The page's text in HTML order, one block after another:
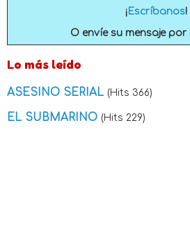
¡ Escríbanos!
O envíe su mensaje por
Lo más leído
ASESINO SERIAL (Hits 366)
EL SUBMARINO (Hits 229)